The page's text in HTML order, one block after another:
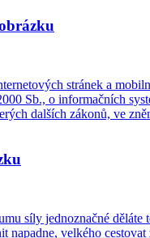
stránek a
Sb., o informačních
dalších zákonů, ve
síly jednoznačné děláte
napadne, velkého cestovat